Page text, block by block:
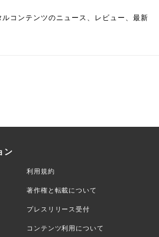
コンテンツのニュース、レビュー、最新
ン
利用規約
著作権と転載について
プレスリリース受付
コンテンツ利用について